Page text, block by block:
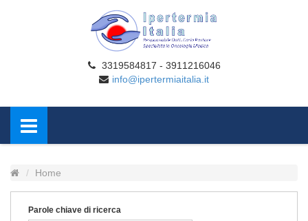
3319584817 - 3911216046
info@ipertermiaitalia.it
Home
Parole chiave di ricerca